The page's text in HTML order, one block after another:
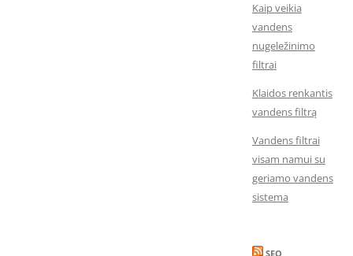
Kaip veikia
vandens
nugeležinimo
filtrai
Klaidos renkantis
vandens filtrą
Vandens filtrai
visam namui su
geriamo vandens
sistema
SEO